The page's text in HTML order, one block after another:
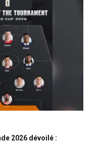
2026 dévoilé :